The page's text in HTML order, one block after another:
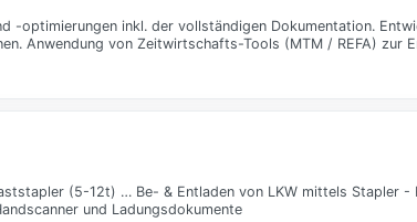
-optimierungen inkl. der vollständigen Dokumentation.
Anwendung von Zeitwirtschafts-Tools (MTM / REFA) zur
(5-12t) … Be- & Entladen von LKW mittels Stapler -
und Ladungsdokumente